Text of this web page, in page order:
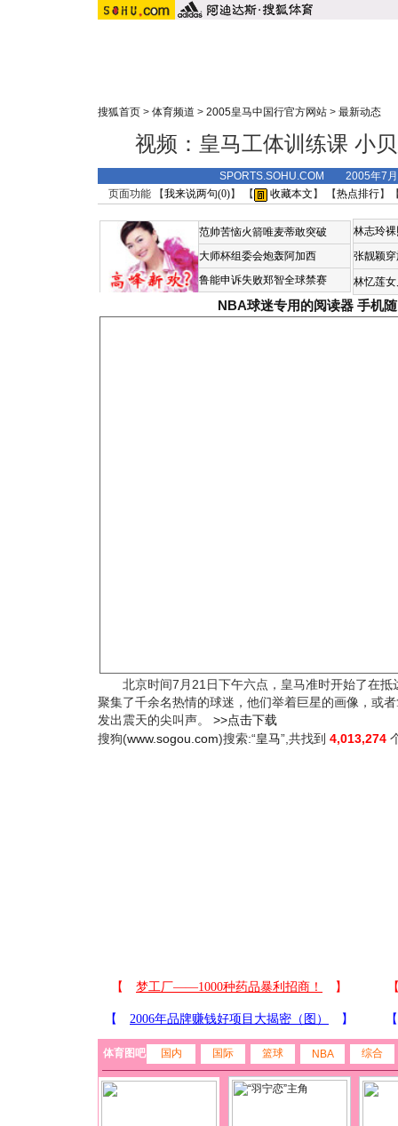
搜狐首页 > 体育频道 > 2005皇马中国行官方网站 > 最新动态
视频：皇马工体训练课 小
SPORTS.SOHU.COM 2005年7
页面功能 【我来说两句(0)】 【 收藏本文 】 【热点排行】
范帅苦恼火箭唯麦蒂敢突破
大师杯组委会炮轰阿加西
鲁能申诉失败郑智全球禁赛
林志玲
张靓颖
林忆莲
NBA球迷专用的阅读器 手机
北京时间7月21日下午六点，皇马准时开始了在抵
聚集了千余名热情的球迷，他们举着巨星的画像，或
发出震天的尖叫声。 >>点击下载
搜狗(www.sogou.com)搜索:“皇马”,共找到 4,013,274
体育图吧 国内 国际 篮球 NBA 综合